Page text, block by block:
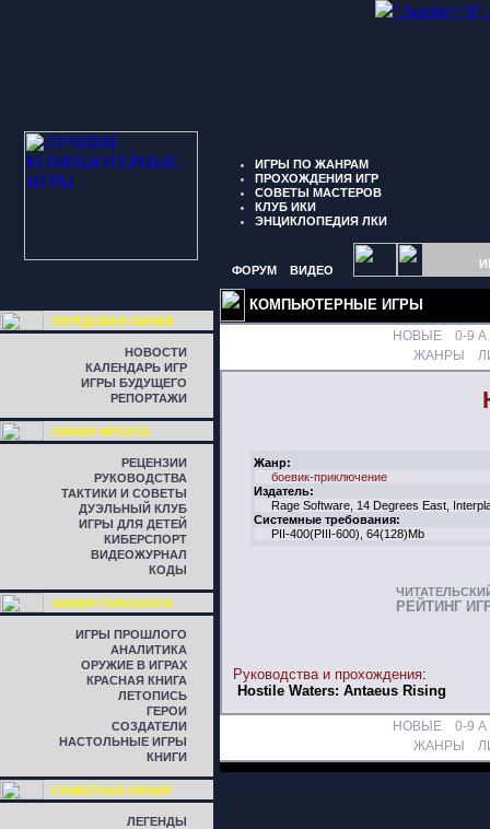
" border="0"
ИГРЫ ПО ЖАНРАМ
ПРОХОЖДЕНИЯ ИГР
СОВЕТЫ МАСТЕРОВ
КЛУБ ИКИ
ЭНЦИКЛОПЕДИЯ ЛКИ
ФОРУМ ВИДЕО
ПЕРЕДОВАЯ ЛИНИЯ
НОВОСТИ
КАЛЕНДАРЬ ИГР
ИГРЫ БУДУЩЕГО
РЕПОРТАЖИ
ЛИНИЯ ФРОНТА
РЕЦЕНЗИИ
РУКОВОДСТВА
ТАКТИКИ И СОВЕТЫ
ДУЭЛЬНЫЙ КЛУБ
ИГРЫ ДЛЯ ДЕТЕЙ
КИБЕРСПОРТ
ВИДЕОЖУРНАЛ
КОДЫ
ЛИНИЯ ГОРИЗОНТА
ИГРЫ ПРОШЛОГО
АНАЛИТИКА
ОРУЖИЕ В ИГРАХ
КРАСНАЯ КНИГА
ЛЕТОПИСЬ
ГЕРОИ
СОЗДАТЕЛИ
НАСТОЛЬНЫЕ ИГРЫ
КНИГИ
СЮЖЕТНАЯ ЛИНИЯ
ЛЕГЕНДЫ
КОМПЬЮТЕРНЫЕ ИГРЫ
НОВЫЕ 0-9 A
ЖАНРЫ
Жанр:
боевик-приключение
Издатель:
Rage Software, 14 Degrees East,
Системные требования:
PII-400(PIII-600), 64(128)Mb
РЕЙТИНГ
Руководства и прохождения:
Hostile Waters: Antaeus Rising
НОВЫЕ 0-9 A
ЖАНРЫ